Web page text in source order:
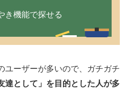
き機能で探せる
ユーザーが多いので、ガチガチ
達として」を目的とした人が多